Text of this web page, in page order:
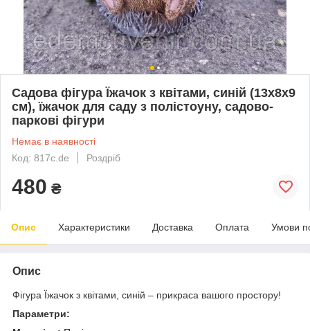
Садова фігура Їжачок з квітами, синій (13х8х9
см), їжачок для саду з полістоуну, садово-
паркові фігури
Немає в наявності
Код: 817с.de
Роздріб
480 ₴
Опис Характеристики Доставка Оплата Умови
Опис
Фігура Їжачок з квітами, синій – прикраса вашого простору!
Параметри: